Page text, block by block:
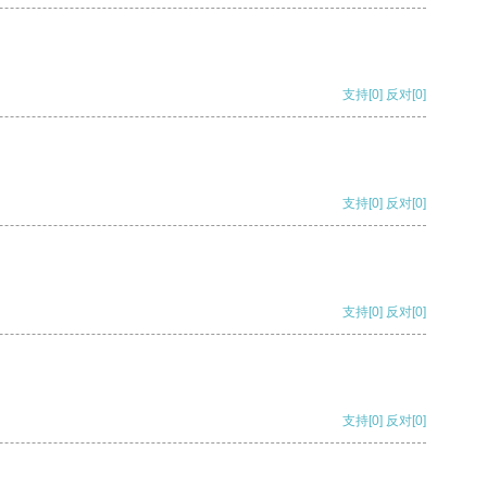
支持[0] 反对[0]
支持[0] 反对[0]
支持[0] 反对[0]
支持[0] 反对[0]